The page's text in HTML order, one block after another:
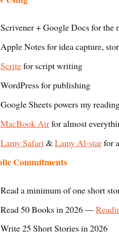
Scrivener + Google Docs for the
Apple Notes for idea capture,
Scritefor script writing
WordPress for publishing
Google Sheets powers my
MacBook Airfor almost
Lamy Safari& Lamy Al-starfor
Commitments
Read a minimum of one short
Read 50 Books in 2026 —
Write 25 Short Stories in 2026